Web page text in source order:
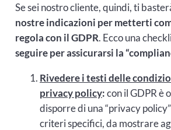
Se sei nostro cliente, quindi, ti
nostre indicazioni per metterti
regola con il GDPR. Ecco una
seguire per assicurarsi la
Rivedere i testi delle
privacy policy:con il GDPR è
disporre di una “privacy
criteri specifici, da mostrare